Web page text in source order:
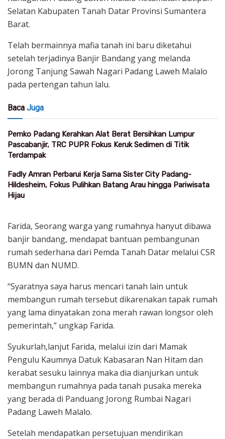
Selatan Kabupaten Tanah Datar Provinsi Sumantera
Barat.
Telah bermainnya mafia tanah ini baru diketahui
setelah terjadinya Banjir Bandang yang melanda
Jorong Tanjung Sawah Nagari Padang Laweh Malalo
pada pertengan tahun lalu.
Baca Juga
Pemko Padang Kerahkan Alat Berat Bersihkan Lumpur
Pascabanjir, TRC PUPR Fokus Keruk Sedimen di Titik
Terdampak
Fadly Amran Perbarui Kerja Sama Sister City Padang-
Hildesheim, Fokus Pulihkan Batang Arau hingga Pariwisata
Hijau
Farida, Seorang warga yang rumahnya hanyut dibawa
banjir bandang, mendapat bantuan pembangunan
rumah sederhana dari Pemda Tanah Datar melalui CSR
BUMN dan NUMD.
“Syaratnya saya harus mencari tanah lain untuk
membangun rumah tersebut dikarenakan tapak rumah
yang lama dinyatakan zona merah rawan longsor oleh
pemerintah,” ungkap Farida.
Syukurlah,lanjut Farida, melalui izin dari Mamak
Pengulu Kaumnya Datuk Kabasaran Nan Hitam dan
kerabat sesuku lainnya maka dia dianjurkan untuk
membangun rumahnya pada tanah pusaka mereka
yang berada di Panduang Jorong Rumbai Nagari
Padang Laweh Malalo.
Setelah mendapatkan persetujuan mendirikan